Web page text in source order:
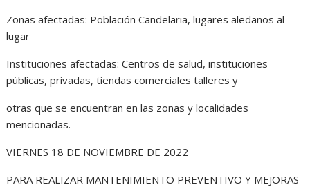
Zonas afectadas: Población Candelaria, lugares aledaños al
lugar
Instituciones afectadas: Centros de salud, instituciones
públicas, privadas, tiendas comerciales talleres y
otras que se encuentran en las zonas y localidades
mencionadas.
VIERNES 18 DE NOVIEMBRE DE 2022
PARA REALIZAR MANTENIMIENTO PREVENTIVO Y MEJORAS